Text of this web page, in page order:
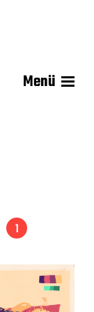
Menü
1